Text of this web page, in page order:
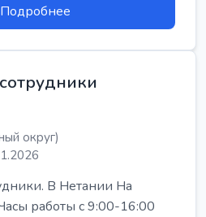
Подробнее
округ)
В Нетании На
работы с 9:00-16:00